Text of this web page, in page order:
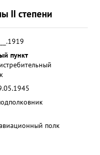
II степени
пункт
полк